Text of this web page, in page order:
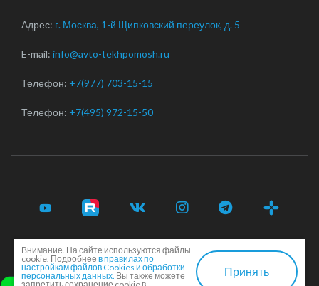
Адрес: г. Москва, 1-й Щипковский переулок, д. 5
E-mail: info@avto-tekhpomosh.ru
Телефон: +7(977) 703-15-15
Телефон: +7(495) 972-15-50
© 2017-2026 Срочная автотехпомощь легковым и
грузовым автомобилям в Москве и Московской области ·
Соглашение сторон ·
Внимание. На сайте используются файлы
cookie. Подробнее в правилах по
настройкам файлов Cookies и обработки
персональных данных. Вы также можете
Принять